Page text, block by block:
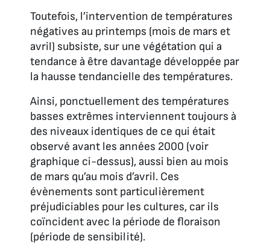
Toutefois, l’intervention de températures
négatives au printemps (mois de mars et
avril) subsiste, sur une végétation qui a
tendance à être davantage développée par
la hausse tendancielle des températures.
Ainsi, ponctuellement des températures
basses extrêmes interviennent toujours à
des niveaux identiques de ce qui était
observé avant les années 2000 (voir
graphique ci-dessus), aussi bien au mois
de mars qu’au mois d’avril. Ces
évènements sont particulièrement
préjudiciables pour les cultures, car ils
coïncident avec la période de floraison
(période de sensibilité).